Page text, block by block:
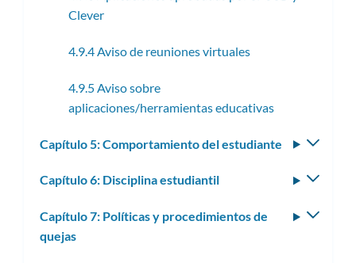
Clever
4.9.4 Aviso de reuniones virtuales
4.9.5 Aviso sobre
aplicaciones/herramientas educativas
Capítulo 5: Comportamiento del estudiante
Capítulo 6: Disciplina estudiantil
Capítulo 7: Políticas y procedimientos de
quejas